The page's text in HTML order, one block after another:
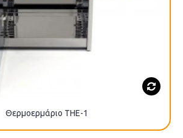
Θερμοερμάριο ΤΗΕ-1